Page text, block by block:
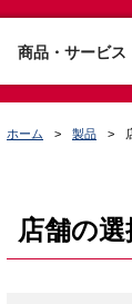
商品・サービス
ホーム 製品
店舗の選